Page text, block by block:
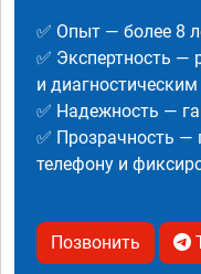
✅ Опыт — более 8
✅ Экспертность
и
✅ Надежность —
✅ Прозрачность —
телефону и
Позвонить